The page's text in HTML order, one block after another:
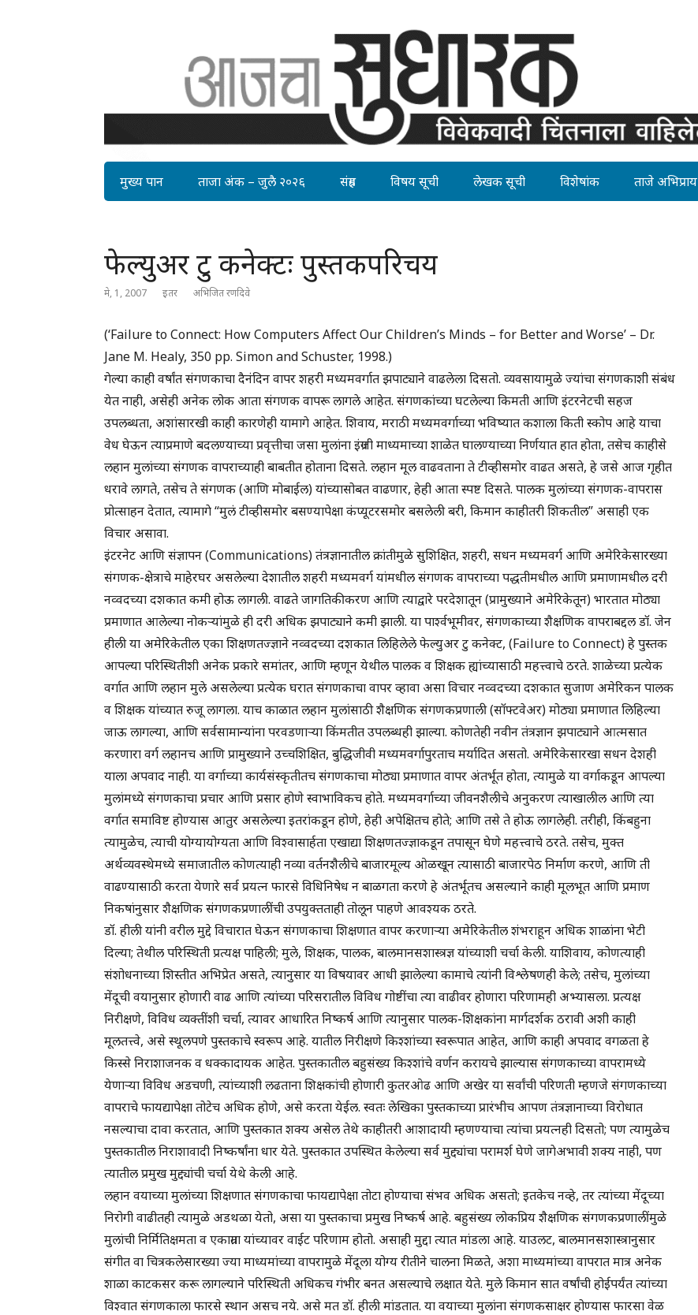
मुख्य पान ताजा अंक – जुलै २०२६ संग्रह विषय सूची लेखक सूची विशेषांक ताजे अभिप्राय
फेल्युअर टु कनेक्टः पुस्तकपरिचय
मे, 1, 2007 इतर अभिजित रणदिवे
(‘Failure to Connect: How Computers Affect Our Children’s Minds – for Better and Worse’ – Dr.
Jane M. Healy, 350 pp. Simon and Schuster, 1998.)
गेल्या काही वर्षांत संगणकाचा दैनंदिन वापर शहरी मध्यमवर्गात झपाट्याने वाढलेला दिसतो. व्यवसायामुळे ज्यांचा संगणकाशी संबंध
येत नाही, असेही अनेक लोक आता संगणक वापरू लागले आहेत. संगणकांच्या घटलेल्या किमती आणि इंटरनेटची सहज
उपलब्धता, अशांसारखी काही कारणेही यामागे आहेत. शिवाय, मराठी मध्यमवर्गाच्या भविष्यात कशाला किती स्कोप आहे याचा
वेध घेऊन त्याप्रमाणे बदलण्याच्या प्रवृत्तीचा जसा मुलांना इंग्रजी माध्यमाच्या शाळेत घालण्याच्या निर्णयात हात होता, तसेच काहीसे
लहान मुलांच्या संगणक वापराच्याही बाबतीत होताना दिसते. लहान मूल वाढवताना ते टीव्हीसमोर वाढत असते, हे जसे आज गृहीत
धरावे लागते, तसेच ते संगणक (आणि मोबाईल) यांच्यासोबत वाढणार, हेही आता स्पष्ट दिसते. पालक मुलांच्या संगणक-वापरास
प्रोत्साहन देतात, त्यामागे “मुलं टीव्हीसमोर बसण्यापेक्षा कंप्यूटरसमोर बसलेली बरी, किमान काहीतरी शिकतील” असाही एक
विचार असावा.
इंटरनेट आणि संज्ञापन (Communications) तंत्रज्ञानातील क्रांतीमुळे सुशिक्षित, शहरी, सधन मध्यमवर्ग आणि अमेरिकेसारख्या
संगणक-क्षेत्राचे माहेरघर असलेल्या देशातील शहरी मध्यमवर्ग यांमधील संगणक वापराच्या पद्धतीमधील आणि प्रमाणामधील दरी
नव्वदच्या दशकात कमी होऊ लागली. वाढते जागतिकीकरण आणि त्याद्वारे परदेशातून (प्रामुख्याने अमेरिकेतून) भारतात मोठ्या
प्रमाणात आलेल्या नोकऱ्यांमुळे ही दरी अधिक झपाट्याने कमी झाली. या पार्श्वभूमीवर, संगणकाच्या शैक्षणिक वापराबद्दल डॉ. जेन
हीली या अमेरिकेतील एका शिक्षणतज्ज्ञाने नव्वदच्या दशकात लिहिलेले फेल्युअर टु कनेक्ट, (Failure to Connect) हे पुस्तक
आपल्या परिस्थितीशी अनेक प्रकारे समांतर, आणि म्हणून येथील पालक व शिक्षक ह्यांच्यासाठी महत्त्वाचे ठरते. शाळेच्या प्रत्येक
वर्गात आणि लहान मुले असलेल्या प्रत्येक घरात संगणकाचा वापर व्हावा असा विचार नव्वदच्या दशकात सुजाण अमेरिकन पालक
व शिक्षक यांच्यात रुजू लागला. याच काळात लहान मुलांसाठी शैक्षणिक संगणकप्रणाली (सॉफ्टवेअर) मोठ्या प्रमाणात लिहिल्या
जाऊ लागल्या, आणि सर्वसामान्यांना परवडणाऱ्या किंमतीत उपलब्धही झाल्या. कोणतेही नवीन तंत्रज्ञान झपाट्याने आत्मसात
करणारा वर्ग लहानच आणि प्रामुख्याने उच्चशिक्षित, बुद्धिजीवी मध्यमवर्गापुरताच मर्यादित असतो. अमेरिकेसारखा सधन देशही
याला अपवाद नाही. या वर्गाच्या कार्यसंस्कृतीतच संगणकाचा मोठ्या प्रमाणात वापर अंतर्भूत होता, त्यामुळे या वर्गाकडून आपल्या
मुलांमध्ये संगणकाचा प्रचार आणि प्रसार होणे स्वाभाविकच होते. मध्यमवर्गाच्या जीवनशैलीचे अनुकरण त्याखालील आणि त्या
वर्गात समाविष्ट होण्यास आतुर असलेल्या इतरांकडून होणे, हेही अपेक्षितच होते; आणि तसे ते होऊ लागलेही. तरीही, किंबहुना
त्यामुळेच, त्याची योग्यायोग्यता आणि विश्वासार्हता एखाद्या शिक्षणतज्ज्ञाकडून तपासून घेणे महत्त्वाचे ठरते. तसेच, मुक्त
अर्थव्यवस्थेमध्ये समाजातील कोणत्याही नव्या वर्तनशैलीचे बाजारमूल्य ओळखून त्यासाठी बाजारपेठ निर्माण करणे, आणि ती
वाढण्यासाठी करता येणारे सर्व प्रयत्न फारसे विधिनिषेध न बाळगता करणे हे अंतर्भूतच असल्याने काही मूलभूत आणि प्रमाण
निकषांनुसार शैक्षणिक संगणकप्रणालींची उपयुक्तताही तोलून पाहणे आवश्यक ठरते.
डॉ. हीली यांनी वरील मुद्दे विचारात घेऊन संगणकाचा शिक्षणात वापर करणाऱ्या अमेरिकेतील शंभराहून अधिक शाळांना भेटी
दिल्या; तेथील परिस्थिती प्रत्यक्ष पाहिली; मुले, शिक्षक, पालक, बालमानसशास्त्रज्ञ यांच्याशी चर्चा केली. याशिवाय, कोणत्याही
संशोधनाच्या शिस्तीत अभिप्रेत असते, त्यानुसार या विषयावर आधी झालेल्या कामाचे त्यांनी विश्लेषणही केले; तसेच, मुलांच्या
मेंदूची वयानुसार होणारी वाढ आणि त्यांच्या परिसरातील विविध गोष्टींचा त्या वाढीवर होणारा परिणामही अभ्यासला. प्रत्यक्ष
निरीक्षणे, विविध व्यक्तींशी चर्चा, त्यावर आधारित निष्कर्ष आणि त्यानुसार पालक-शिक्षकांना मार्गदर्शक ठरावी अशी काही
मूलतत्त्वे, असे स्थूलपणे पुस्तकाचे स्वरूप आहे. यातील निरीक्षणे किश्शांच्या स्वरूपात आहेत, आणि काही अपवाद वगळता हे
किस्से निराशाजनक व धक्कादायक आहेत. पुस्तकातील बहुसंख्य किश्शांचे वर्णन करायचे झाल्यास संगणकाच्या वापरामध्ये
येणाऱ्या विविध अडचणी, त्यांच्याशी लढताना शिक्षकांची होणारी कुतरओढ आणि अखेर या सर्वांची परिणती म्हणजे संगणकाच्या
वापराचे फायद्यापेक्षा तोटेच अधिक होणे, असे करता येईल. स्वतः लेखिका पुस्तकाच्या प्रारंभीच आपण तंत्रज्ञानाच्या विरोधात
नसल्याचा दावा करतात, आणि पुस्तकात शक्य असेल तेथे काहीतरी आशादायी म्हणण्याचा त्यांचा प्रयत्नही दिसतो; पण त्यामुळेच
पुस्तकातील निराशावादी निष्कर्षांना धार येते. पुस्तकात उपस्थित केलेल्या सर्व मुद्द्यांचा परामर्श घेणे जागेअभावी शक्य नाही, पण
त्यातील प्रमुख मुद्द्यांची चर्चा येथे केली आहे.
लहान वयाच्या मुलांच्या शिक्षणात संगणकाचा फायद्यापेक्षा तोटा होण्याचा संभव अधिक असतो; इतकेच नव्हे, तर त्यांच्या मेंदूच्या
निरोगी वाढीतही त्यामुळे अडथळा येतो, असा या पुस्तकाचा प्रमुख निष्कर्ष आहे. बहुसंख्य लोकप्रिय शैक्षणिक संगणकप्रणालींमुळे
मुलांची निर्मितिक्षमता व एकाग्रता यांच्यावर वाईट परिणाम होतो. असाही मुद्दा त्यात मांडला आहे. याउलट, बालमानसशास्त्रानुसार
संगीत वा चित्रकलेसारख्या ज्या माध्यमांच्या वापरामुळे मेंदूला योग्य रीतीने चालना मिळते, अशा माध्यमांच्या वापरात मात्र अनेक
शाळा काटकसर करू लागल्याने परिस्थिती अधिकच गंभीर बनत असल्याचे लक्षात येते. मुले किमान सात वर्षांची होईपर्यंत त्यांच्या
विश्वात संगणकाला फारसे स्थान असच नये. असे मत डॉ. हीली मांडतात. या वयाच्या मुलांना संगणकसाक्षर होण्यास फारसा वेळ